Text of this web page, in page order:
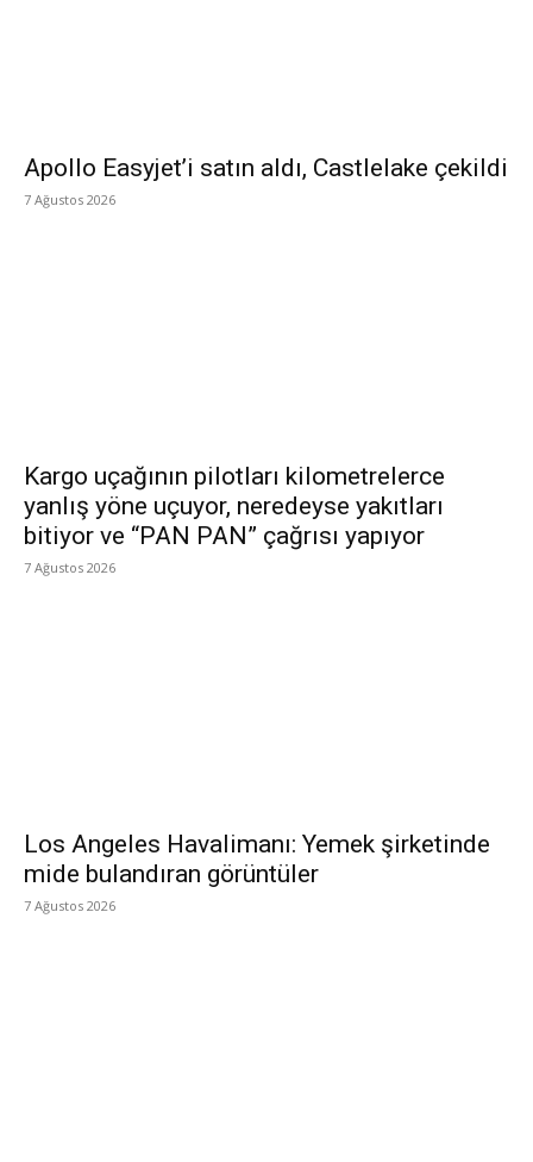
Apollo Easyjet’i satın aldı, Castlelake çekildi
7 Ağustos 2026
Kargo uçağının pilotları kilometrelerce
yanlış yöne uçuyor, neredeyse yakıtları
bitiyor ve “PAN PAN” çağrısı yapıyor
7 Ağustos 2026
Los Angeles Havalimanı: Yemek şirketinde
mide bulandıran görüntüler
7 Ağustos 2026